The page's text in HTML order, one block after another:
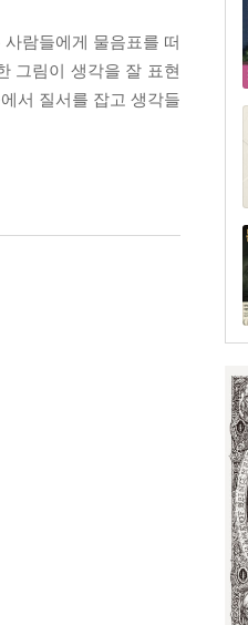
람들에게 물음표를 떠
그림이 생각을 잘 표현
서 질서를 잡고 생각들